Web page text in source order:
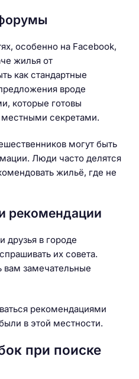
особенно на Facebook,
жилья от
как стандартные
вроде
которые готовы
секретами.
могут быть
Люди часто делятся
жильё, где не
рекомендации
друзья в городе
их совета.
вам замечательные
рекомендациями
в этой местности.
при поиске